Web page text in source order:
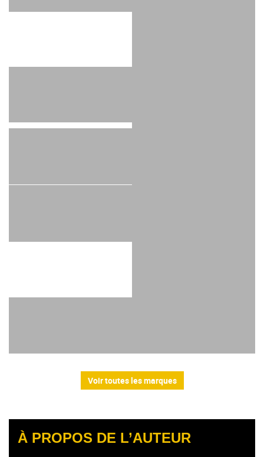
Voir toutes les marques
À PROPOS DE L’AUTEUR